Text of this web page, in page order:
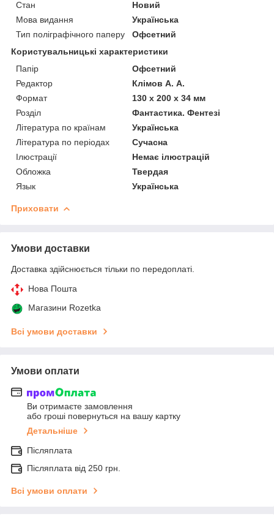
Стан
Новий
Мова видання
Українська
Тип поліграфічного паперу
Офсетний
Користувальницькі характеристики
Папір
Офсетний
Редактор
Клімов А. А.
Формат
130 x 200 х 34 мм
Розділ
Фантастика. Фентезі
Література по країнам
Українська
Література по періодах
Сучасна
Ілюстрації
Немає ілюстрацій
Обложка
Твердая
Язык
Українська
Приховати
Умови доставки
Доставка здійснюється тільки по передоплаті.
Нова Пошта
Магазини Rozetka
Всі умови доставки
Умови оплати
Ви отримаєте замовлення
або гроші повернуться на вашу картку
Детальніше
Післяплата
Післяплата від 250 грн.
Всі умови оплати